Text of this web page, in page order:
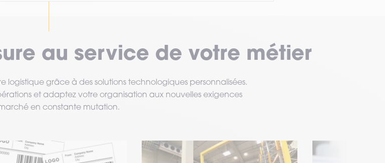
au service de votre métier
logistique grâce à des solutions technologiques personnalisées.​
et adaptez votre organisation aux nouvelles exigences
en constante mutation.